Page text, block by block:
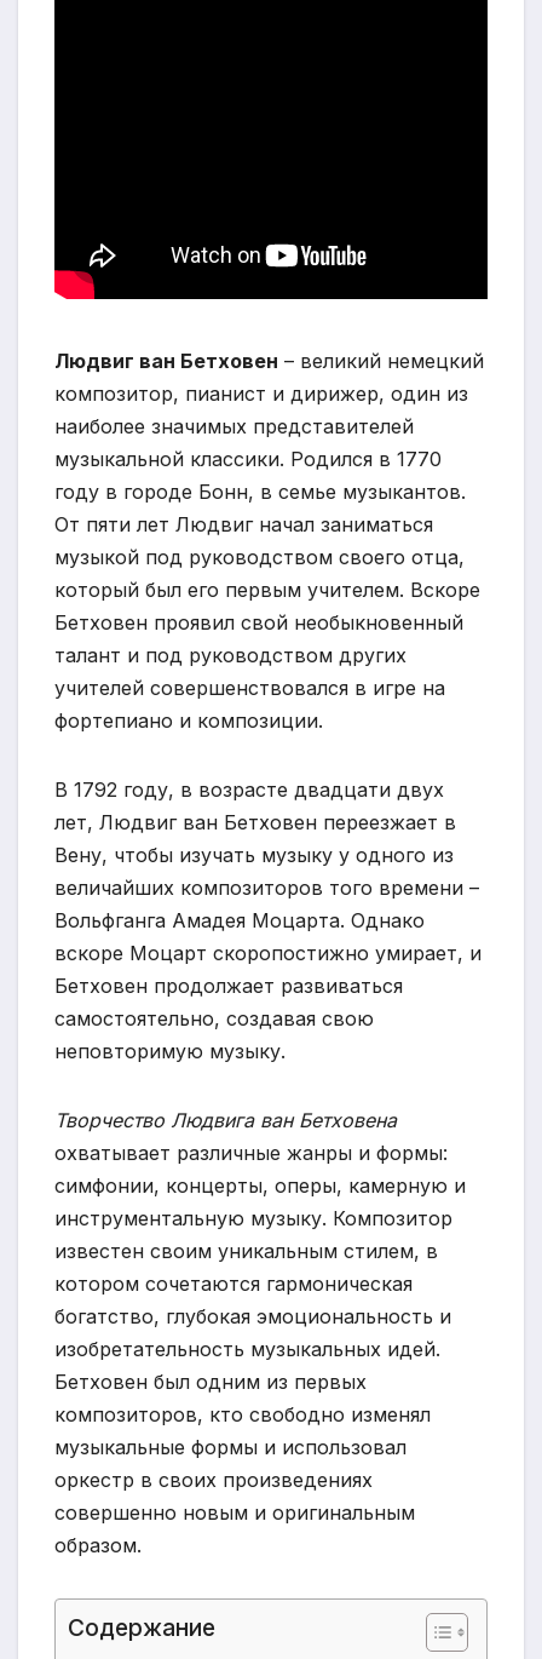
Людвиг ван Бетховен – великий немецкий
композитор, пианист и дирижер, один из
наиболее значимых представителей
музыкальной классики. Родился в 1770
году в городе Бонн, в семье музыкантов.
От пяти лет Людвиг начал заниматься
музыкой под руководством своего отца,
который был его первым учителем. Вскоре
Бетховен проявил свой необыкновенный
талант и под руководством других
учителей совершенствовался в игре на
фортепиано и композиции.
В 1792 году, в возрасте двадцати двух
лет, Людвиг ван Бетховен переезжает в
Вену, чтобы изучать музыку у одного из
величайших композиторов того времени –
Вольфганга Амадея Моцарта. Однако
вскоре Моцарт скоропостижно умирает, и
Бетховен продолжает развиваться
самостоятельно, создавая свою
неповторимую музыку.
Творчество Людвига ван Бетховена
охватывает различные жанры и формы:
симфонии, концерты, оперы, камерную и
инструментальную музыку. Композитор
известен своим уникальным стилем, в
котором сочетаются гармоническая
богатство, глубокая эмоциональность и
изобретательность музыкальных идей.
Бетховен был одним из первых
композиторов, кто свободно изменял
музыкальные формы и использовал
оркестр в своих произведениях
совершенно новым и оригинальным
образом.
Содержание